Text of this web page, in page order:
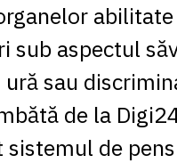
sub aspectul
sau
de la
sistemul de